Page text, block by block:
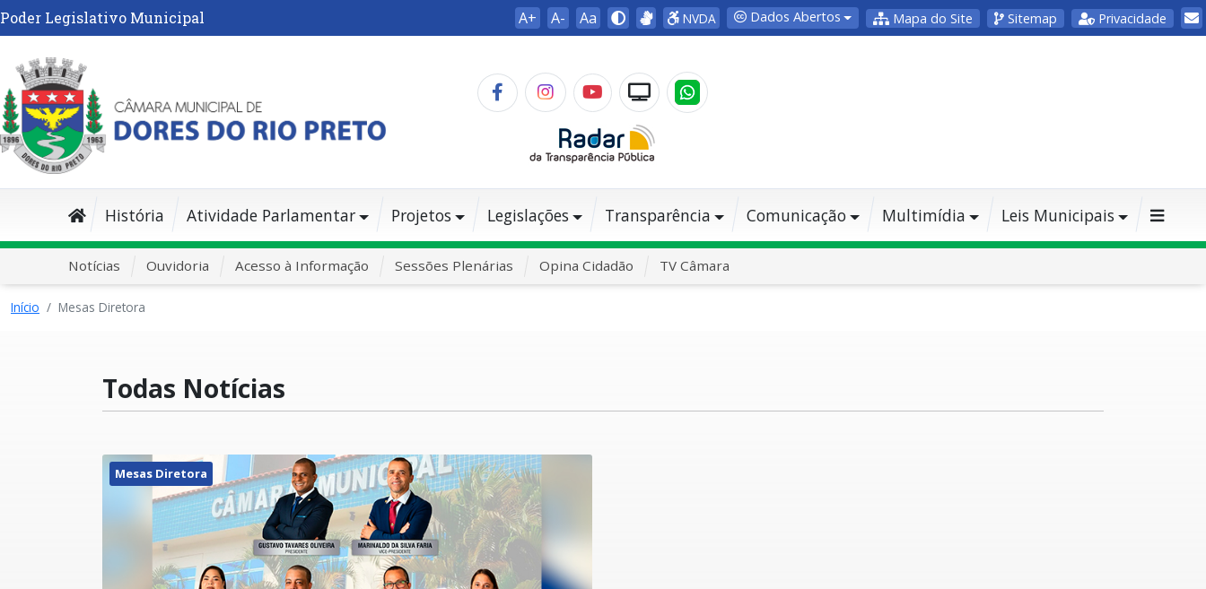
Poder Legislativo Municipal A+ A- Aa NVDA Dados Abertos Mapa do Site Sitemap Privacidade
História Atividade Parlamentar Projetos Legislações Transparência Comunicação Multimídia Leis Municipais
Notícias Ouvidoria Acesso à Informação Sessões Plenárias Opina Cidadão TV Câmara
Início Mesas Diretora
Todas Notícias
Mesas Diretora